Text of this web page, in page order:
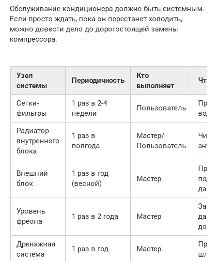
Обслуживание кондиционера должно быть системным.
Если просто ждать, пока он перестанет холодить,
можно довести дело до дорогостоящей замены
компрессора.
Узел
системы
Периодичность
Кто
выполняет
Что
Сетки-
фильтры
1 раз в 2-4
недели
Пользователь
Радиатор
внутреннего
блока
1 раз в
полгода
Мастер/
Пользователь
Внешний
блок
1 раз в год
(весной)
Мастер
под
Уровень
фреона
1 раз в 2 года Мастер
Дренажная
система
1 раз в год Мастер